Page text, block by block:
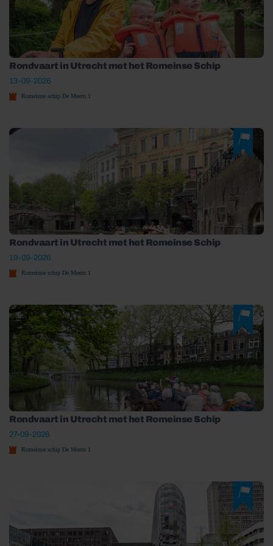
Rondvaart in Utrecht met het Romeinse Schip
13-09-2026
Romeinse schip De Meern 1
Rondvaart in Utrecht met het Romeinse Schip
19-09-2026
Romeinse schip De Meern 1
Rondvaart in Utrecht met het Romeinse Schip
27-09-2026
Romeinse schip De Meern 1